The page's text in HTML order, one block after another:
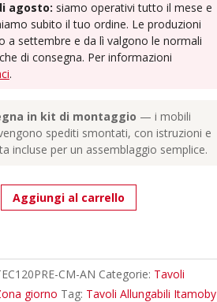
agosto: siamo operativi tutto il mese e
subito il tuo ordine. Le produzioni
a settembre e da lì valgono le normali
di consegna. Per informazioni
.
in kit di montaggio — i mobili
spediti smontati, con istruzioni e
incluse per un assemblaggio semplice.
Aggiungi al carrello
CM-AN Categorie: Tavoli
giorno Tag: Tavoli Allungabili Itamoby